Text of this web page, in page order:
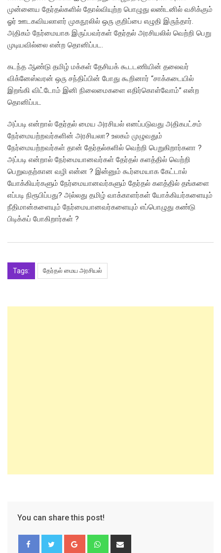
முன்னைய தேர்தல்களில் தோல்வியுற்ற பொழுது லண்டனில் வசிக்கும்
ஓர் ஊடகவியலாளர் முகநூலில் ஒரு குறிப்பை எழுதி இருந்தார்.
அதிகம் நேர்மையாக இருப்பவர்கள் தேர்தல் அரசியலில் வெற்றி பெறு
முடியவில்லை என்ற தொனிப்பட.
கடந்த ஆண்டு தமிழ் மக்கள் தேசியக் கூடடணியின் தலைவர்
விக்னேஸ்வரன் ஒரு சந்திப்பின் போது கூறினார் “சாக்கடையில்
இறங்கி விட்டோம் இனி நிலைமைகளை எதிர்கொள்வோம்” என்ற
தொனிப்பட
அப்படி என்றால் தேர்தல் மைய அரசியல் எனப்படுவது அதிகபட்சம்
நேர்மையற்றவர்களின் அரசியலா? உலகம் முழுவதும்
நேர்மையற்றவர்கள் தான் தேர்தல்களில் வெற்றி பெறுகிறார்களா ?
அப்படி என்றால் நேர்மையானவர்கள் தேர்தல் களத்தில் வெற்றி
பெறுவதற்கான வழி என்ன ? இன்னும் கூர்மையாக கேட்டால்
யோக்கியர்களும் நேர்மையானவர்களும் தேர்தல் களத்தில் தங்களை
எப்படி நிரூபிப்பது? அல்லது தமிழ் வாக்காளர்கள் யோக்கியர்களையும்
நீதிமான்களையும் நேர்மையானவர்களையும் எப்பொழுது கண்டு
பிடிக்கப் போகிறார்கள் ?
Tags: தேர்தல் மைய அரசியல்
You can share this post!
Google+ Whatsapp